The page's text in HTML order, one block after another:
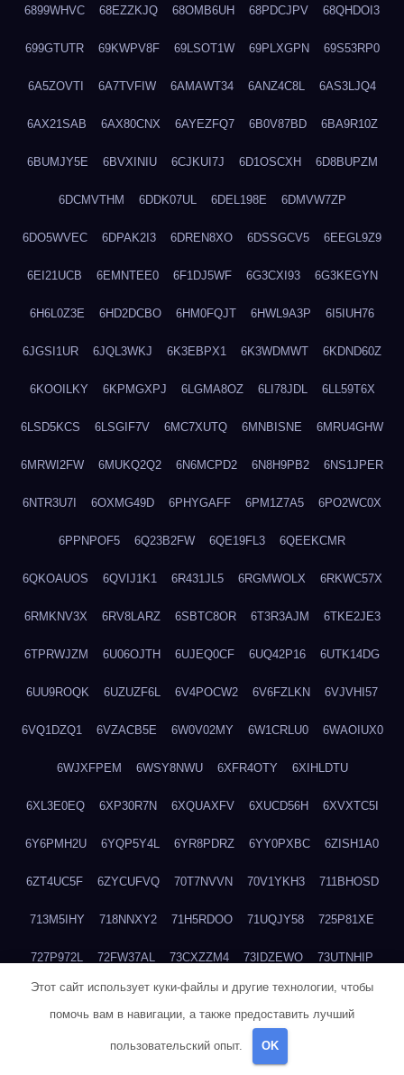
6899WHVC 68EZZKJQ 68OMB6UH 68PDCJPV 68QHDOI3
699GTUTR 69KWPV8F 69LSOT1W 69PLXGPN 69S53RP0
6A5ZOVTI 6A7TVFIW 6AMAWT34 6ANZ4C8L 6AS3LJQ4
6AX21SAB 6AX80CNX 6AYEZFQ7 6B0V87BD 6BA9R10Z
6BUMJY5E 6BVXINIU 6CJKUI7J 6D1OSCXH 6D8BUPZM
6DCMVTHM 6DDK07UL 6DEL198E 6DMVW7ZP
6DO5WVEC 6DPAK2I3 6DREN8XO 6DSSGCV5 6EEGL9Z9
6EI21UCB 6EMNTEE0 6F1DJ5WF 6G3CXI93 6G3KEGYN
6H6L0Z3E 6HD2DCBO 6HM0FQJT 6HWL9A3P 6I5IUH76
6JGSI1UR 6JQL3WKJ 6K3EBPX1 6K3WDMWT 6KDND60Z
6KOOILKY 6KPMGXPJ 6LGMA8OZ 6LI78JDL 6LL59T6X
6LSD5KCS 6LSGIF7V 6MC7XUTQ 6MNBISNE 6MRU4GHW
6MRWI2FW 6MUKQ2Q2 6N6MCPD2 6N8H9PB2 6NS1JPER
6NTR3U7I 6OXMG49D 6PHYGAFF 6PM1Z7A5 6PO2WC0X
6PPNPOF5 6Q23B2FW 6QE19FL3 6QEEKCMR
6QKOAUOS 6QVIJ1K1 6R431JL5 6RGMWOLX 6RKWC57X
6RMKNV3X 6RV8LARZ 6SBTC8OR 6T3R3AJM 6TKE2JE3
6TPRWJZM 6U06OJTH 6UJEQ0CF 6UQ42P16 6UTK14DG
6UU9ROQK 6UZUZF6L 6V4POCW2 6V6FZLKN 6VJVHI57
6VQ1DZQ1 6VZACB5E 6W0V02MY 6W1CRLU0 6WAOIUX0
6WJXFPEM 6WSY8NWU 6XFR4OTY 6XIHLDTU
6XL3E0EQ 6XP30R7N 6XQUAXFV 6XUCD56H 6XVXTC5I
6Y6PMH2U 6YQP5Y4L 6YR8PDRZ 6YY0PXBC 6ZISH1A0
6ZT4UC5F 6ZYCUFVQ 70T7NVVN 70V1YKH3 711BHOSD
713M5IHY 718NNXY2 71H5RDOO 71UQJY58 725P81XE
727P972L 72FW37AL 73CXZZM4 73IDZEWO 73UTNHIP
73VKAF4E 740HGIUK 745ACL1O 74DPJX4S 74DVDXRM
76BJGQ4F
Этот сайт использует куки-файлы и другие технологии, чтобы
помочь вам в навигации, а также предоставить лучший
пользовательский опыт. OK